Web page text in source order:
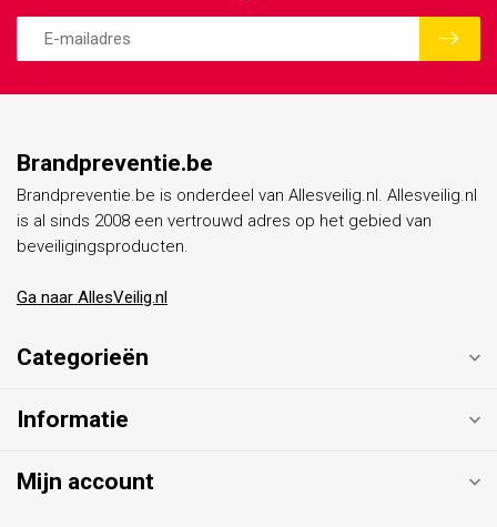
Brandpreventie.be
Brandpreventie.be is onderdeel van Allesveilig.nl. Allesveilig.nl
is al sinds 2008 een vertrouwd adres op het gebied van
beveiligingsproducten.
Ga naar AllesVeilig.nl
Categorieën
Informatie
Mijn account